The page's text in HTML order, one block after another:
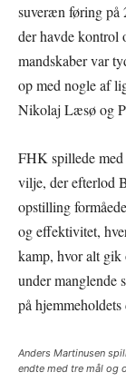
suveræn føring på
der havde kontrol
mandskaber var
op med nogle af
Nikolaj Læsø og
FHK spillede med
vilje, der efterlod
opstilling
og effektivitet,
kamp, hvor alt
under manglende
på hjemmeholdets
Anders Martinusen
endte med tre mål og